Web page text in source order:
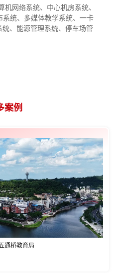
机网络系统、中心机房系统、
统、多媒体教学系统、一卡
、能源管理系统、停车场管
案例
通桥教育局